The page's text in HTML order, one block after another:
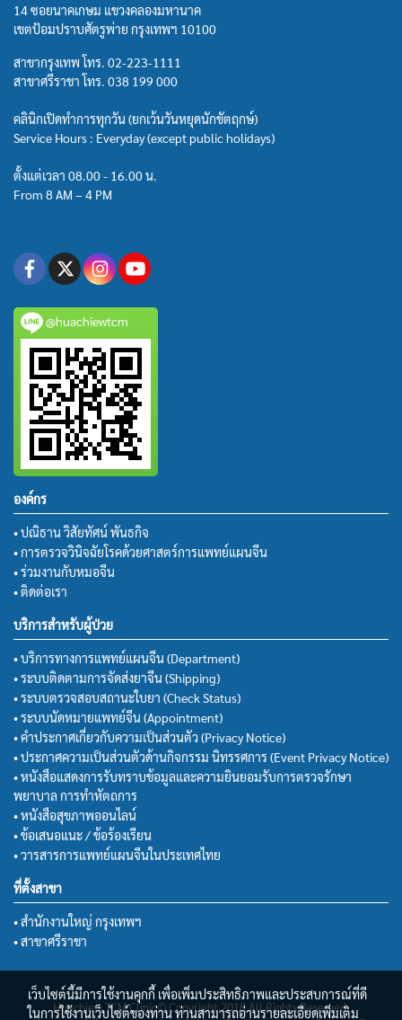
14 ซอยนาคเกษม แขวงคลองมหานาค
เขตป้อมปราบศัตรูพ่าย กรุงเทพฯ 10100
สาขากรุงเทพ โทร. 02-223-1111
สาขาศรีราชา โทร. 038 199 000
คลินิกเปิดทำการทุกวัน (ยกเว้นวันหยุดนักขัตฤกษ์)
Service Hours : Everyday (except public holidays)
ตั้งแต่เวลา 08.00 - 16.00 น.
From 8 AM – 4 PM
@huachiewtcm
องค์กร
• ปณิธาน วิสัยทัศน์ พันธกิจ
• การตรวจวินิจฉัยโรคด้วยศาสตร์การแพทย์แผนจีน
• ร่วมงานกับหมอจีน
• ติดต่อเรา
บริการสำหรับผู้ป่วย
• บริการทางการแพทย์แผนจีน (Department)
• ระบบติดตามการจัดส่งยาจีน (Shipping)
• ระบบตรวจสอบสถานะใบยา (Check Status)
• ระบบนัดหมายแพทย์จีน (Appointment)
• คำประกาศเกี่ยวกับความเป็นส่วนตัว (Privacy Notice)
• ประกาศความเป็นส่วนตัวด้านกิจกรรม นิทรรศการ (Event Privacy Notice)
• หนังสือแสดงการรับทราบข้อมูลและความยินยอมรับการตรวจรักษา
พยาบาล การทำหัตถการ
• หนังสือสุขภาพออนไลน์
• ข้อเสนอแนะ / ข้อร้องเรียน
• วารสารการแพทย์แผนจีนในประเทศไทย
ที่ตั้งสาขา
• สำนักงานใหญ่ กรุงเทพฯ
• สาขาศรีราชา
Huachiew TCM Clinic© Copyright 2018 All Rights Reserved.
เว็บไซต์นี้มีการใช้งานคุกกี้ เพื่อเพิ่มประสิทธิภาพและประสบการณ์ที่ดี
ในการใช้งานเว็บไซต์ของท่าน ท่านสามารถอ่านรายละเอียดเพิ่มเติม